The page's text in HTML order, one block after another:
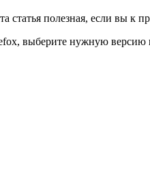
статья полезная, если вы к
выберите нужную версию